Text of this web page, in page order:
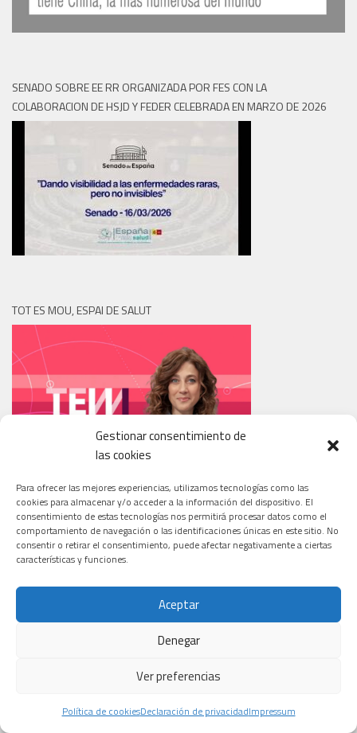
Gestionar consentimiento de
las cookies
Para ofrecer las mejores experiencias, utilizamos tecnologías como las
cookies para almacenar y/o acceder a la información del dispositivo. El
consentimiento de estas tecnologías nos permitirá procesar datos como el
comportamiento de navegación o las identificaciones únicas en este sitio. No
consentir o retirar el consentimiento, puede afectar negativamente a ciertas
características y funciones.
Aceptar
Denegar
Ver preferencias
Política de cookiesDeclaración de privacidadImpressum
SENADO SOBRE EE RR ORGANIZADA POR FES CON LA
COLABORACION DE HSJD Y FEDER CELEBRADA EN MARZO DE 2026
TOT ES MOU, ESPAI DE SALUT
RESUMEN LA CIENCIA DE LA SALUD PERSONAJES T2